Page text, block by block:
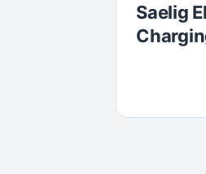
Saelig